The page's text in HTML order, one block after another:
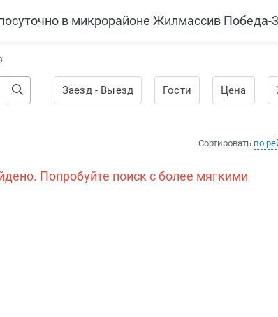
в микрорайоне Жилмассив Победа-
Заезд- Выезд Гости Цена
Сортировать по
Попробуйте поиск с более мягкими